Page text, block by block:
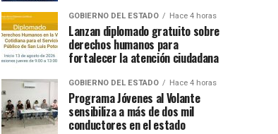
GOBIERNO DEL ESTADO Hace 4 horas
Lanzan diplomado gratuito sobre
derechos humanos para
fortalecer la atención ciudadana
GOBIERNO DEL ESTADO Hace 4 horas
Programa Jóvenes al Volante
sensibiliza a más de dos mil
conductores en el estado